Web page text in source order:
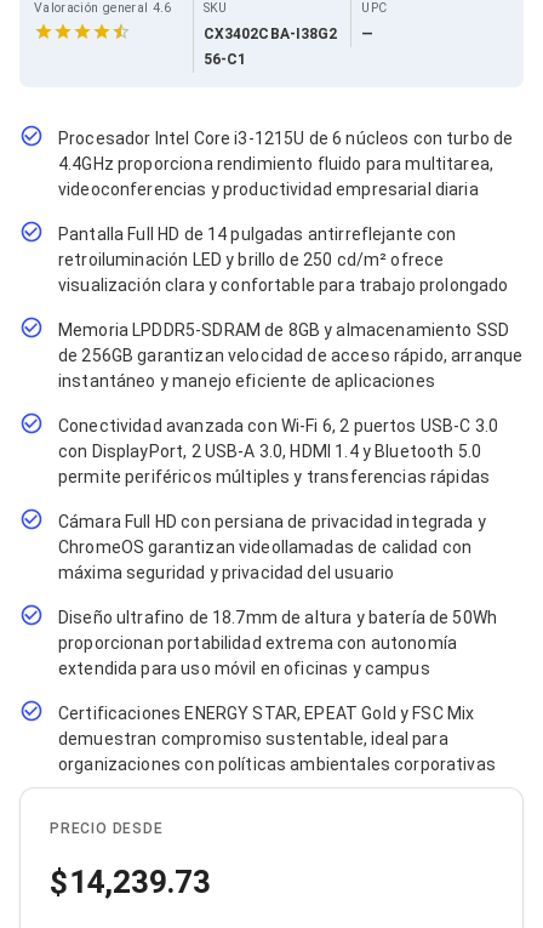
Cables Coaxiales
Accesorios para Cables
Tapas y Cajas
Herramientas para Cables
Pinzas Ponchadoras
Probadores de Cable
Cortadoras de Cable
Protectores para Cables
Cables para Impresoras
Bobinas
Cableado Estructurado
Sujetadores de Cables
Cinchos
Adaptadores
Adaptadores PC
Adaptadores PC USB
Adaptadores PC Serial
Adaptadores PC SATA
Adaptadores PC IDE
Adaptadores PC Teclado
Bluetooth
Adaptadores Video
Adaptadores Video DisplayPort
Divisores de Video
Adaptadores Video HDMI
Extensores y Receptores de Vídeo
Adaptadores Video DVI
Adaptadores Video VGA / HD15
Repetidores USB
Adaptadores Audio
Adaptadores Audio AUX
Adaptadores Audio USB
Mouse
Mousepads
Valoración general 4.6 SKU
CX3402CBA-I38G2
56-C1
UPC
—
Procesador Intel Core i3-1215U de 6 núcleos con turbo de
4.4GHz proporciona rendimiento fluido para multitarea,
videoconferencias y productividad empresarial diaria
Pantalla Full HD de 14 pulgadas antirreflejante con
retroiluminación LED y brillo de 250 cd/m² ofrece
visualización clara y confortable para trabajo prolongado
Memoria LPDDR5-SDRAM de 8GB y almacenamiento SSD
de 256GB garantizan velocidad de acceso rápido, arranque
instantáneo y manejo eficiente de aplicaciones
Conectividad avanzada con Wi-Fi 6, 2 puertos USB-C 3.0
con DisplayPort, 2 USB-A 3.0, HDMI 1.4 y Bluetooth 5.0
permite periféricos múltiples y transferencias rápidas
Cámara Full HD con persiana de privacidad integrada y
ChromeOS garantizan videollamadas de calidad con
máxima seguridad y privacidad del usuario
Diseño ultrafino de 18.7mm de altura y batería de 50Wh
proporcionan portabilidad extrema con autonomía
extendida para uso móvil en oficinas y campus
Certificaciones ENERGY STAR, EPEAT Gold y FSC Mix
demuestran compromiso sustentable, ideal para
organizaciones con políticas ambientales corporativas
PRECIO DESDE
14,239.73